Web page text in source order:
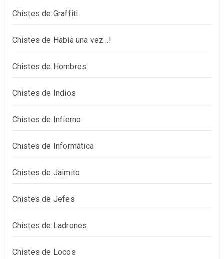
Chistes de Graffiti
Chistes de Había una vez…!
Chistes de Hombres
Chistes de Indios
Chistes de Infierno
Chistes de Informática
Chistes de Jaimito
Chistes de Jefes
Chistes de Ladrones
Chistes de Locos